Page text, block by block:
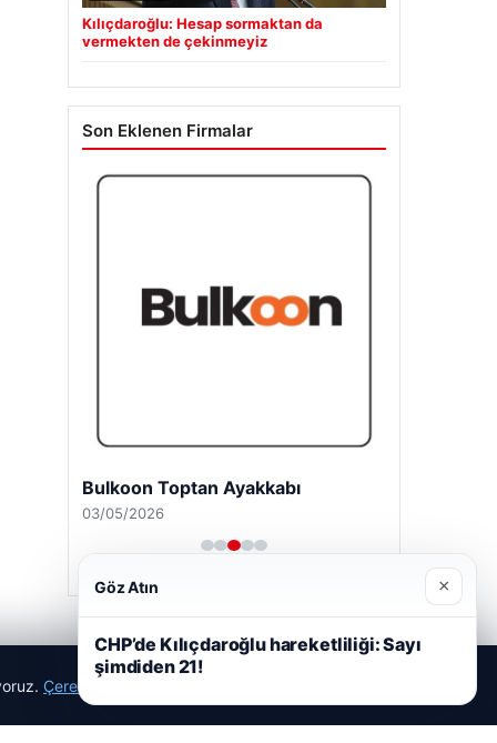
Kılıçdaroğlu: Hesap sormaktan da
vermekten de çekinmeyiz
Son Eklenen Firmalar
Bulkoon Toptan Ayakkabı
03/05/2026
Çerez Politikamız
Göz Atın ×
CHP’de Kılıçdaroğlu hareketliliği: Sayı
şimdiden 21!